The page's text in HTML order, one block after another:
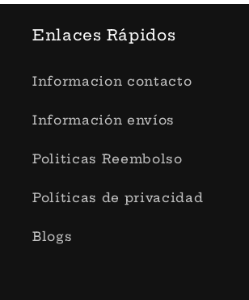
Enlaces Rápidos
Informacion contacto
Información envíos
Politicas Reembolso
Políticas de privacidad
Blogs